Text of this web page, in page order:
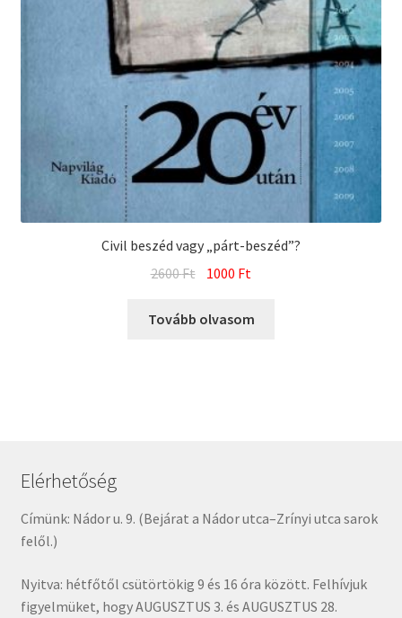
Civil beszéd vagy „párt-beszéd”?
2600Ft Original
was:
1000 Ft
is:
Tovább olvasom
Elérhetőség
Címünk: Nádor u. 9. (Bejárat a Nádor utca–Zrínyi utca sarok
felől.)
Nyitva: hétfőtől csütörtökig 9 és 16 óra között. Felhívjuk
figyelmüket, hogy AUGUSZTUS 3. és AUGUSZTUS 28.